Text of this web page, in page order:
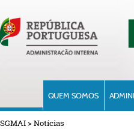
QUEM SOMOS
SGMAI>Notícias